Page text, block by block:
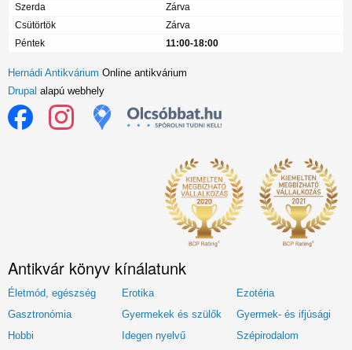
Szerda
Zárva
Csütörtök
Zárva
Péntek
11:00-18:00
Hernádi Antikvárium Online antikvárium
Drupal alapú webhely
Antikvár könyv kínálatunk
Életmód, egészség Erotika
Ezotéria
Gasztronómia
Gyermekek és szülők
Gyermek- és ifjúsági
Hobbi
Idegen nyelvű Szépirodalom